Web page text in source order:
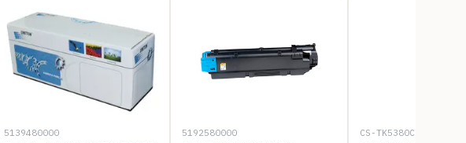
5139480000 5192580000 CS-TK5380C